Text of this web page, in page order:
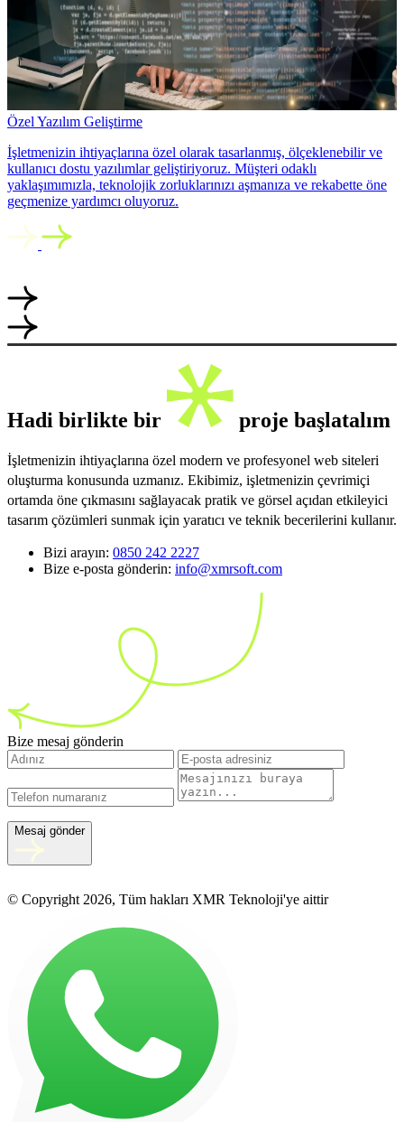
Özel Yazılım Geliştirme
İşletmenizin ihtiyaçlarına özel olarak tasarlanmış, ölçeklenebilir ve
kullanıcı dostu yazılımlar geliştiriyoruz. Müşteri odaklı
yaklaşımımızla, teknolojik zorluklarınızı aşmanıza ve rekabette öne
geçmenize yardımcı oluyoruz.
Hadi birlikte bir proje başlatalım
İşletmenizin ihtiyaçlarına özel modern ve profesyonel web siteleri
oluşturma konusunda uzmanız. Ekibimiz, işletmenizin çevrimiçi
ortamda öne çıkmasını sağlayacak pratik ve görsel açıdan etkileyici
tasarım çözümleri sunmak için yaratıcı ve teknik becerilerini kullanır.
Bizi arayın: 0850 242 2227
Bize e-posta gönderin: info@xmrsoft.com
Bize mesaj gönderin
Mesaj gönder
© Copyright 2026, Tüm hakları XMR Teknoloji'ye aittir